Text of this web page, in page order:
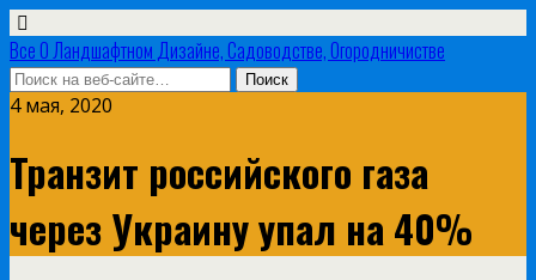
Все О Ландшафтном Дизайне, Садоводстве, Огородничистве
4 мая, 2020
Транзит российского газа
через Украину упал на 40%